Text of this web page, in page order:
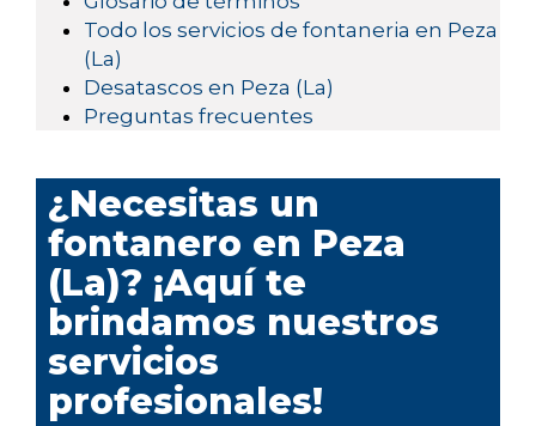
Todo los servicios de fontaneria en Peza
(La)
Desatascos en Peza (La)
Preguntas frecuentes
¿Necesitas un
fontanero en Peza
(La)? ¡Aquí te
brindamos nuestros
servicios
profesionales!